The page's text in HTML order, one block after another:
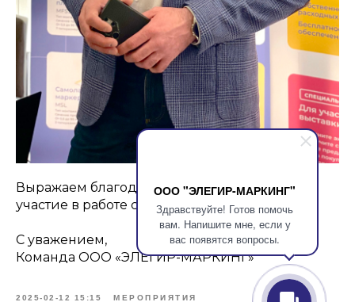
ООО "ЭЛЕГИР-МАРКИНГ"
Здравствуйте! Готов помочь
вам. Напишите мне, если у
вас появятся вопросы.
Выражаем благодарность всем, кто принял
участие в работе стенда компании!
С уважением,
Команда ООО «ЭЛЕГИР-МАРКИНГ»
2025-02-12 15:15 МЕРОПРИЯТИЯ